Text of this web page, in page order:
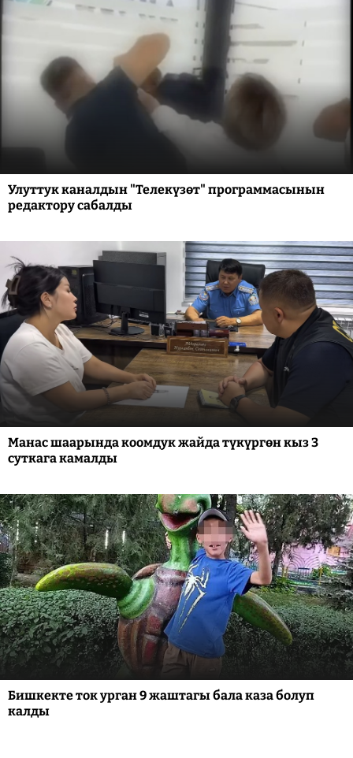
Улуттук каналдын "Телекүзөт" программасынын
редактору сабалды
Манас шаарында коомдук жайда түкүргөн кыз 3
суткага камалды
Бишкекте ток урган 9 жаштагы бала каза болуп
калды